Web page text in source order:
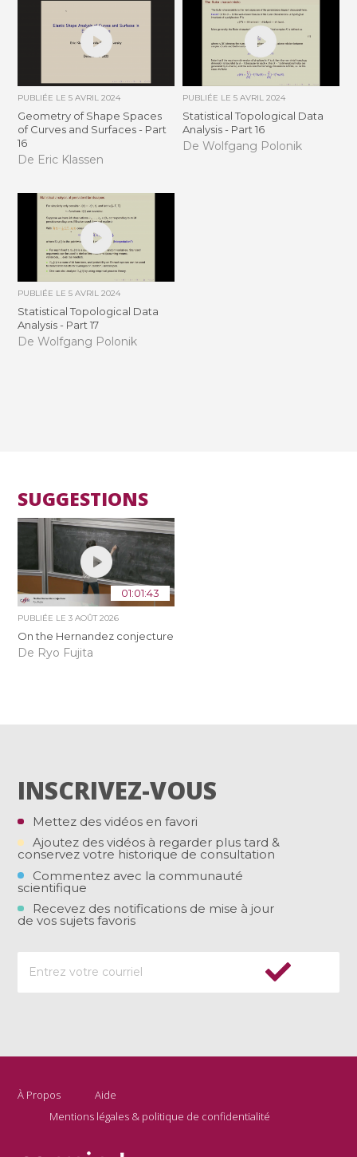
PUBLIÉE LE5 AVRIL 2024
Geometry of Shape Spaces
of Curves and Surfaces - Part
16
De Eric Klassen
PUBLIÉE LE 5 AVRIL 2024
Statistical Topological Data
Analysis - Part 16
De Wolfgang Polonik
PUBLIÉE LE5 AVRIL 2024
Statistical Topological Data
Analysis - Part 17
De Wolfgang Polonik
SUGGESTIONS
01:01:43
PUBLIÉE LE3 AOÛT 2026
On the Hernandez conjecture
De Ryo Fujita
INSCRIVEZ-VOUS
Mettez des vidéos en favori
Ajoutez des vidéos à regarder plus tard &
conservez votre historique de consultation
Commentez avec la communauté
scientifique
Recevez des notifications de mise à jour
de vos sujets favoris
À Propos
Aide
Mentions légales & politique de confidentialité